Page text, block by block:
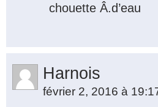
chouette Â.d’eau
Harnois
février 2, 2016 à